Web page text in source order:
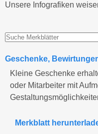
Unsere Infografiken
Geschenke,
Kleine Geschenke
oder Mitarbeiter mit
Merkblatt